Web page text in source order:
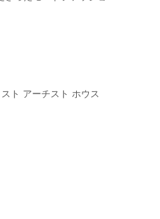
ト アーチスト ホウス